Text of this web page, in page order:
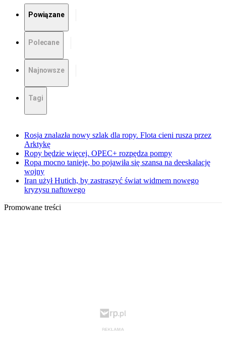
Powiązane
Polecane
Najnowsze
Tagi
Rosja znalazła nowy szlak dla ropy. Flota cieni rusza przez
Arktykę
Ropy będzie więcej. OPEC+ rozpędza pompy
Ropa mocno tanieje, bo pojawiła się szansa na deeskalację
wojny
Iran użył Hutich, by zastraszyć świat widmem nowego
kryzysu naftowego
Promowane treści